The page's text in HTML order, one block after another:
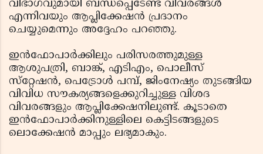
വിഭാഗവുമായി ബന്ധപ്പെടേണ്ട വിവരങ്ങള്‍
എന്നിവയും ആപ്ലിക്കേഷന്‍ പ്രദാനം
ചെയ്യുമെന്നും അദ്ദേഹം പറഞ്ഞു.
ഇന്‍ഫോപാര്‍ക്കിലും പരിസരത്തുമുള്ള
ആശുപത്രി, ബാങ്ക്, എടിഎം, പൊലീസ്
സ്‌റ്റേഷന്‍, പെട്രോള്‍ പമ്പ്, ജിംനേഷ്യം തുടങ്ങിയ
വിവിധ സൗകര്യങ്ങളെക്കുറിച്ചുള്ള വിശദ
വിവരങ്ങളും ആപ്ലിക്കേഷനിലുണ്ട്. കൂടാതെ
ഇന്‍ഫോപാര്‍ക്കിനുള്ളിലെ കെട്ടിടങ്ങളുടെ
ലൊക്കേഷന്‍ മാപ്പും ലഭ്യമാകും.